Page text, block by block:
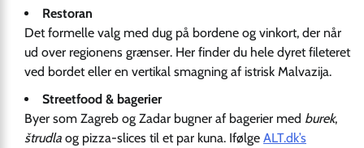
Restoran
Det formelle valg med dug på bordene og vinkort, der når
ud over regionens grænser. Her finder du hele dyret fileteret
ved bordet eller en vertikal smagning af istrisk Malvazija.
Streetfood & bagerier
Byer som Zagreb og Zadar bugner af bagerier med burek,
štrudla og pizza-slices til et par kuna. Ifølge ALT.dk’s